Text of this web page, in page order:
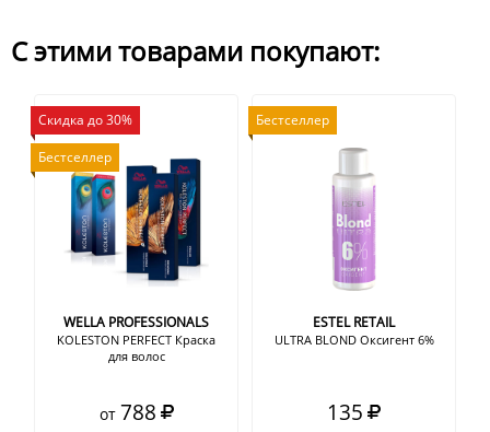
С этими товарами покупают:
Скидка до 30%
Бестселлер
WELLA PROFESSIONALS
KOLESTON PERFECT Краска
для волос
от 788
Бестселлер
ESTEL RETAIL
ULTRA BLOND Оксигент 6%
135